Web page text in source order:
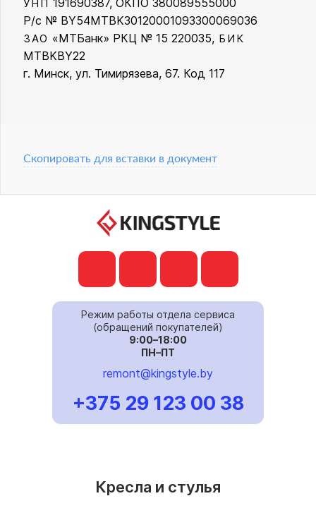
УНП 191690387, ОКПО 380089555000
Р/с № BY54MTBK30120001093300069036
ЗАО «МТБанк» РКЦ № 15 220035, БИК
MTBKBY22
г. Минск, ул. Тимирязева, 67. Код 117
Скопировать для вставки в документ
Режим работы отдела сервиса
(обращений покупателей)
9:00–18:00
ПН–ПТ
remont@kingstyle.by
+375 29 123 00 38
Кресла и стулья